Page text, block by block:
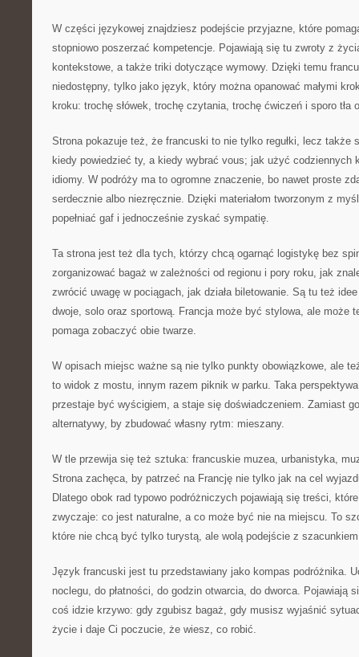
W części językowej znajdziesz podejście przyjazne, które
stopniowo poszerzać kompetencje. Pojawiają się tu zwroty z
kontekstowe, a także triki dotyczące wymowy. Dzięki temu
niedostępny, tylko jako język, który można opanować małymi
kroku: trochę słówek, trochę czytania, trochę ćwiczeń i sporo tła
Strona pokazuje też, że francuski to nie tylko regułki, lecz także
kiedy powiedzieć ty, a kiedy wybrać vous; jak użyć codziennych
idiomy. W podróży ma to ogromne znaczenie, bo nawet proste
serdecznie albo niezręcznie. Dzięki materiałom tworzonym z
popełniać gaf i jednocześnie zyskać sympatię.
Ta strona jest też dla tych, którzy chcą ogarnąć logistykę bez
zorganizować bagaż w zależności od regionu i pory roku, jak
zwrócić uwagę w pociągach, jak działa biletowanie. Są tu też
dwoje, solo oraz sportową. Francja może być stylowa, ale
pomaga zobaczyć obie twarze.
W opisach miejsc ważne są nie tylko punkty obowiązkowe, ale
to widok z mostu, innym razem piknik w parku. Taka
przestaje być wyścigiem, a staje się doświadczeniem. Zamiast
alternatywy, by zbudować własny rytm: mieszany.
W tle przewija się też sztuka: francuskie muzea, urbanistyka,
Strona zachęca, by patrzeć na Francję nie tylko jak na cel
Dlatego obok rad typowo podróżniczych pojawiają się treści,
zwyczaje: co jest naturalne, a co może być nie na miejscu. To
które nie chcą być tylko turystą, ale wolą podejście z
Język francuski jest tu przedstawiany jako kompas podróżnika.
noclegu, do płatności, do godzin otwarcia, do dworca. Pojawiają
coś idzie krzywo: gdy zgubisz bagaż, gdy musisz wyjaśnić
życie i daje Ci poczucie, że wiesz, co robić.